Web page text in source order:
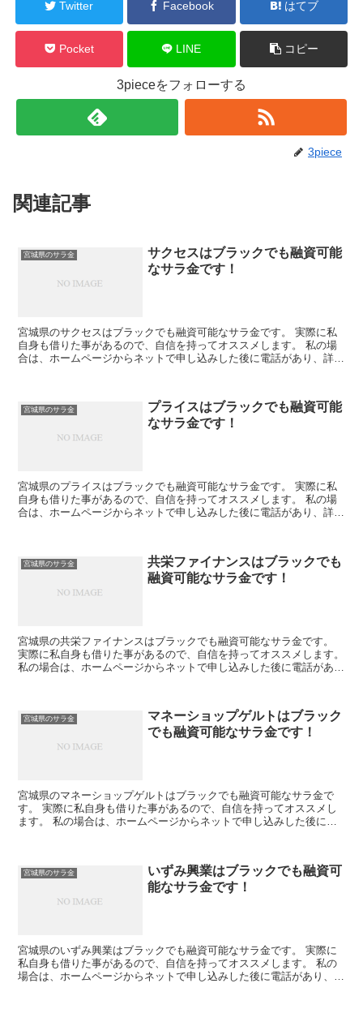
Twitter Facebook はてブ
Pocket LINE コピー
3pieceをフォローする
3piece
関連記事
宮城県のサラ金
サクセスはブラックでも融資可能
なサラ金です！
宮城県のサクセスはブラックでも融資可能なサラ金です。 実際に私
自身も借りた事があるので、自信を持ってオススメします。 私の場
合は、ホームページからネットで申し込みした後に電話があり、詳細
宮城県のサラ金
プライスはブラックでも融資可能
なサラ金です！
宮城県のプライスはブラックでも融資可能なサラ金です。 実際に私
自身も借りた事があるので、自信を持ってオススメします。 私の場
合は、ホームページからネットで申し込みした後に電話があり、詳細
宮城県のサラ金
共栄ファイナンスはブラックでも
融資可能なサラ金です！
宮城県の共栄ファイナンスはブラックでも融資可能なサラ金です。
実際に私自身も借りた事があるので、自信を持ってオススメします。
私の場合は、ホームページからネットで申し込みした後に電話があ
宮城県のサラ金
マネーショップゲルトはブラック
でも融資可能なサラ金です！
宮城県のマネーショップゲルトはブラックでも融資可能なサラ金で
す。 実際に私自身も借りた事があるので、自信を持ってオススメし
ます。 私の場合は、ホームページからネットで申し込みした後に電
宮城県のサラ金
いずみ興業はブラックでも融資可
能なサラ金です！
宮城県のいずみ興業はブラックでも融資可能なサラ金です。 実際に
私自身も借りた事があるので、自信を持ってオススメします。 私の
場合は、ホームページからネットで申し込みした後に電話があり、詳